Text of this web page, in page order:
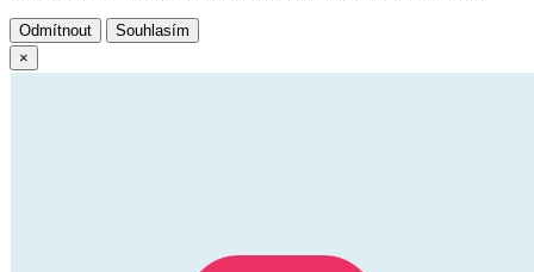
Odmítnout
Souhlasím
×